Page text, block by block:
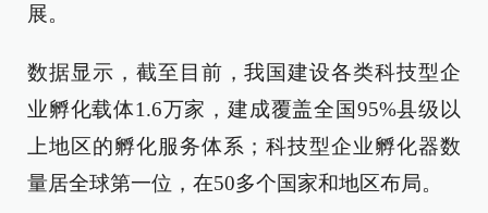
展。
数据显示，截至目前，我国建设各类科技型企
业孵化载体1.6万家，建成覆盖全国95%县级以
上地区的孵化服务体系；科技型企业孵化器数
量居全球第一位，在50多个国家和地区布局。